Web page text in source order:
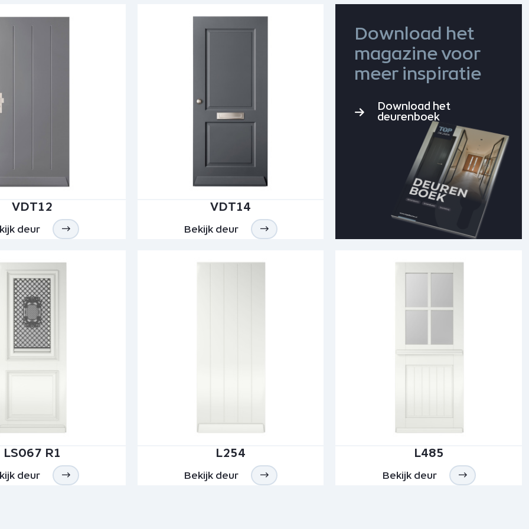
VDT12
deur
VDT14
Bekijk deur
Download het
magazine voor
meer inspiratie
Download het
deurenboek
LS067 R1
deur
L254
Bekijk deur
L485
Bekijk deur